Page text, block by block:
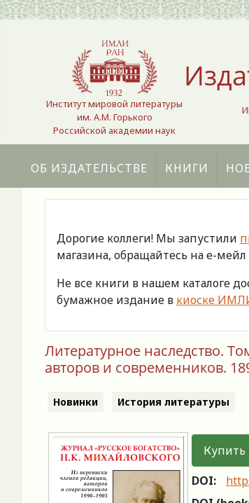
Выберите язык
Институт мировой литературы
им. А.М. Горького
Российской академии наук
ОБ ИЗДАТЕЛЬСТВЕ КНИГИ
Дорогие коллеги! Мы запустили
магазина, обращайтесь на е-мейл
Не все книги в нашем каталоге
бумажное издание в киоске
Литературное наследство.
авторов и современников.
Новинки История литературы
Купить
DOI: